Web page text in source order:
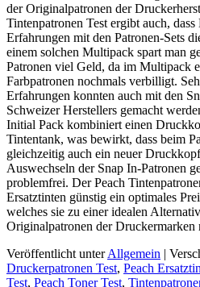
der Originalpatronen der
Tintenpatronen Test ergibt auch,
Erfahrungen mit den Patronen-Sets
einem solchen Multipack spart man
Patronen viel Geld, da im Multipack
Farbpatronen nochmals verbilligt.
Erfahrungen konnten auch mit den
Schweizer Herstellers gemacht
Initial Pack kombiniert einen
Tintentank, was bewirkt, dass beim
gleichzeitig auch ein neuer
Auswechseln der Snap In-Patronen
problemfrei. Der Peach
Ersatztinten günstig ein optimales
welches sie zu einer idealen
Originalpatronen der Druckermarken
Veröffentlicht unter Allgemein |
Druckerpatronen Test, Peach
Test, Peach Toner Test,